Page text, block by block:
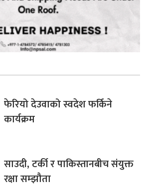
फेरियो देउवाको स्वदेश फर्किने
कार्यक्रम
साउदी, टर्की र पाकिस्तानबीच संयुक्त
रक्षा सम्झौता